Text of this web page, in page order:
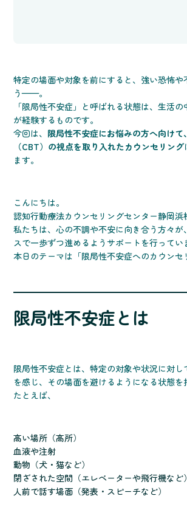
特定の場面や対象を前にすると、強い恐怖や
う——。
「限局性不安症」と呼ばれる状態は、生活
が経験するものです。
今回は、 限局性不安症にお悩みの方へ向けて
（CBT）の視点を取り入れたカウンセリング
ます。
こんにちは。
認知行動療法カウンセリングセンター静岡浜
私たちは、心の不調や不安に向き合う方々が
スで一歩ずつ進めるようサポートを行ってい
本日のテーマは「限局性不安症へのカウンセ
限局性不安症とは
限局性不安症とは、特定の対象や状況に対
を感じ、その場面を避けるようになる状態を
たとえば、
高い場所（高所）
血液や注射
動物（犬・猫など）
閉ざされた空間（エレベーターや飛行機など）
人前で話す場面（発表・スピーチなど）